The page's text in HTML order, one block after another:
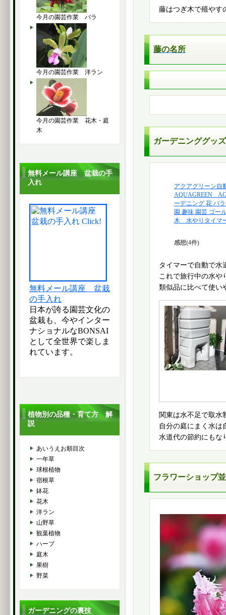
藤はつぎ木で殖やす
藤の名所
ガーデニンググッ
アクアグリーン自
AQUAGREEN
ーデニング 花 バ
園 趣味 園芸 ゴー
木 水やりタイマ
感想(4件)
タイマーで自動で水
これで旅行中の水や
類似品に比べて使い
関東は水不足で取水
自分の庭にまく水は
水道代の節約にもな
フラワーショップ
今月の園芸作業 バラ
今月の園芸作業 洋ラン
今月の園芸作業 花木・庭
木
無料メール講座 盆栽の手
入れ
無料メール講座 盆栽
の手入れ
日本が誇る園芸文化の
盆栽も、今やインター
ナショナルなBONSAI
として全世界で楽しま
れています。
植物別の品種・育て方 解
説
あいうえお順目次
一年草
球根植物
宿根草
鉢花
花木
洋ラン
山野草
観葉植物
ハーブ
庭木
果樹
野菜
ガーデニングの裏技